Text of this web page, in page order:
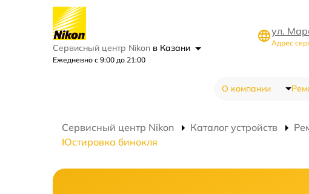
Сервисный центр Nikon в Казани
Ежедневно с 9:00 до 21:00
ул.
Адрес
О компании
Сервисный центр Nikon Каталог устройств
Юстировка бинокля